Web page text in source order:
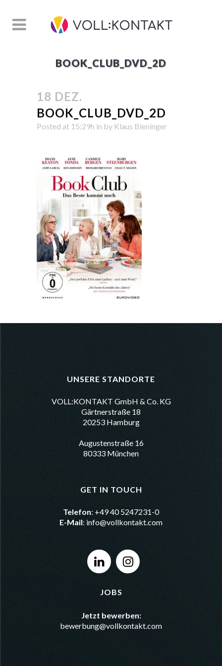
BOOK_CLUB_DVD_2D
18 DEZ.
BOOK_CLUB_DVD_2D
Posted at 15:29h in by Klaus Bleninger
UNSERE STANDORTE
VOLL:KONTAKT GmbH & Co. KG
Gärtnerstraße 18
20253 Hamburg
Augustenstraße 16
80333 München
GET IN TOUCH
Telefon: +49 40 5247231-0
E-Mail: info@vollkontakt.com
JOBS
Jetzt bewerben:
bewerbung@vollkontakt.com